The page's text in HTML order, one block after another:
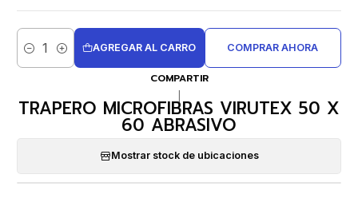
Cantidad
AGREGAR AL CARRO COMPRAR AHORA
COMPARTIR
TRAPERO MICROFIBRAS VIRUTEX 50 X
60 ABRASIVO
Mostrar stock de ubicaciones